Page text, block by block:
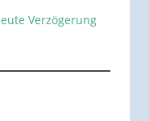
Verzögerung